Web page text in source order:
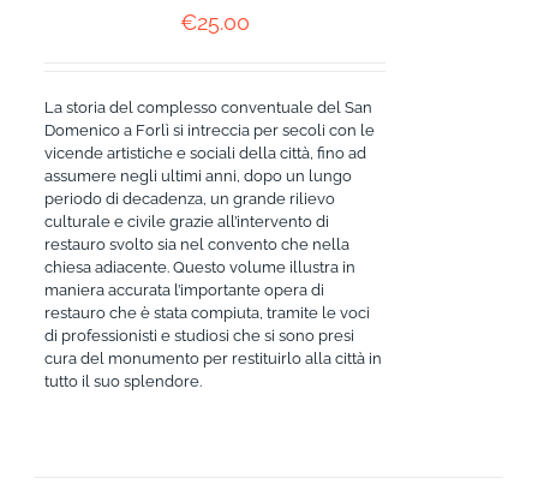
€25.00
La storia del complesso conventuale del San
Domenico a Forlì si intreccia per secoli con le
vicende artistiche e sociali della città, fino ad
assumere negli ultimi anni, dopo un lungo
periodo di decadenza, un grande rilievo
culturale e civile grazie all’intervento di
restauro svolto sia nel convento che nella
chiesa adiacente. Questo volume illustra in
maniera accurata l’importante opera di
restauro che è stata compiuta, tramite le voci
di professionisti e studiosi che si sono presi
cura del monumento per restituirlo alla città in
tutto il suo splendore.